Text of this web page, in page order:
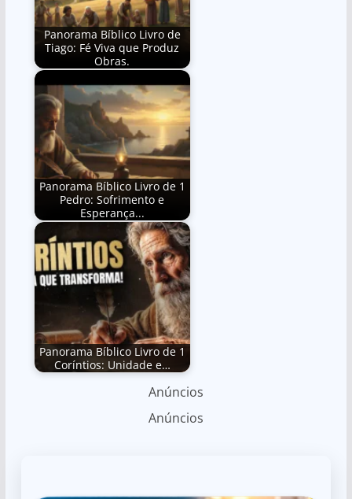
Panorama Bíblico Livro de
Tiago: Fé Viva que Produz
Obras.
Panorama Bíblico Livro de 1
Pedro: Sofrimento e
Esperança...
Panorama Bíblico Livro de 1
Coríntios: Unidade e…
Anúncios
Anúncios